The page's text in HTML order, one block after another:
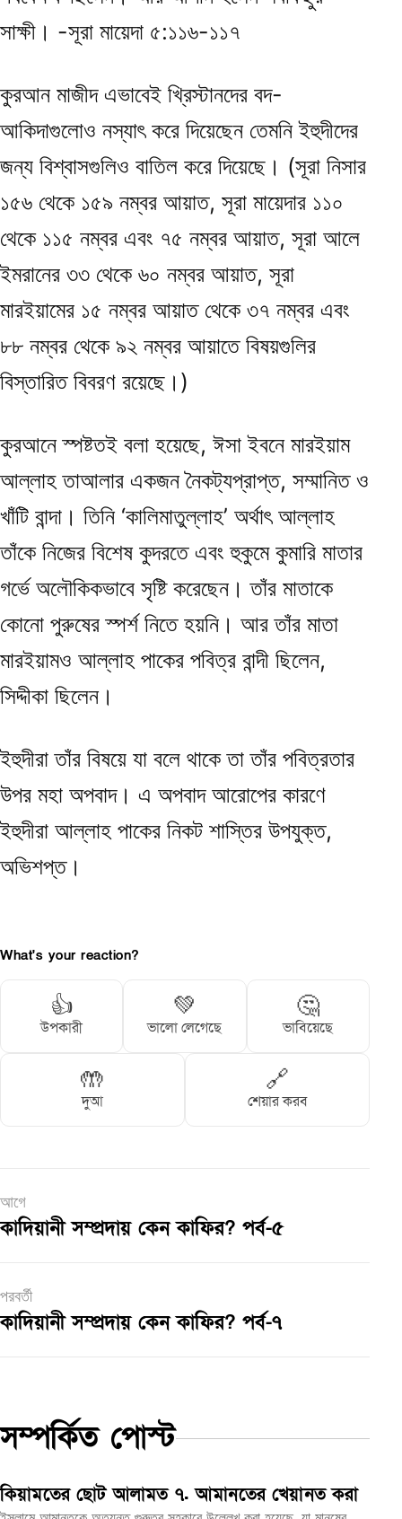
সাক্ষী। -সূরা মায়েদা ৫:১১৬-১১৭
কুরআন মাজীদ এভাবেই খ্রিস্টানদের বদ-
আকিদাগুলোও নস্যাৎ করে দিয়েছেন তেমনি ইহুদীদের
জন্য বিশ্বাসগুলিও বাতিল করে দিয়েছে। (সূরা নিসার
১৫৬ থেকে ১৫৯ নম্বর আয়াত, সূরা মায়েদার ১১০
থেকে ১১৫ নম্বর এবং ৭৫ নম্বর আয়াত, সূরা আলে
ইমরানের ৩৩ থেকে ৬০ নম্বর আয়াত, সূরা
মারইয়ামের ১৫ নম্বর আয়াত থেকে ৩৭ নম্বর এবং
৮৮ নম্বর থেকে ৯২ নম্বর আয়াতে বিষয়গুলির
বিস্তারিত বিবরণ রয়েছে।)
কুরআনে স্পষ্টতই বলা হয়েছে, ঈসা ইবনে মারইয়াম
আল্লাহ তাআলার একজন নৈকট্যপ্রাপ্ত, সম্মানিত ও
খাঁটি বান্দা। তিনি ‘কালিমাতুল্লাহ’ অর্থাৎ আল্লাহ
তাঁকে নিজের বিশেষ কুদরতে এবং হুকুমে কুমারি মাতার
গর্ভে অলৌকিকভাবে সৃষ্টি করেছেন। তাঁর মাতাকে
কোনো পুরুষের স্পর্শ নিতে হয়নি। আর তাঁর মাতা
মারইয়ামও আল্লাহ পাকের পবিত্র বান্দী ছিলেন,
সিদ্দীকা ছিলেন।
ইহুদীরা তাঁর বিষয়ে যা বলে থাকে তা তাঁর পবিত্রতার
উপর মহা অপবাদ। এ অপবাদ আরোপের কারণে
ইহুদীরা আল্লাহ পাকের নিকট শাস্তির উপযুক্ত,
অভিশপ্ত।
What's your reaction?
👍
উপকারী
💚
ভালো লেগেছে
🤔
ভাবিয়েছে
🤲
দুআ
🔗
শেয়ার করব
আগে
কাদিয়ানী সম্প্রদায় কেন কাফির? পর্ব-৫
পরবর্তী
কাদিয়ানী সম্প্রদায় কেন কাফির? পর্ব-৭
সম্পর্কিত পোস্ট
কিয়ামতের ছোট আলামত ৭. আমানতের খেয়ানত করা